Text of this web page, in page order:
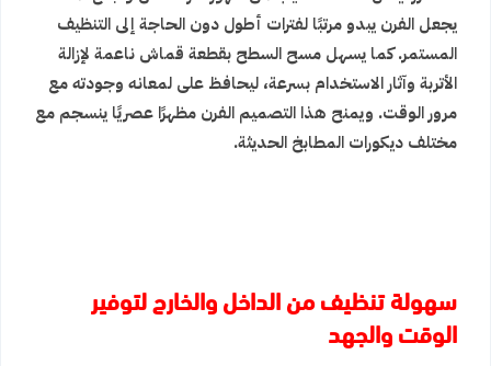
يجعل الفرن يبدو مرتبًا لفترات أطول دون الحاجة إلى التنظيف
المستمر. كما يسهل مسح السطح بقطعة قماش ناعمة لإزالة
الأتربة وآثار الاستخدام بسرعة، ليحافظ على لمعانه وجودته مع
مرور الوقت. ويمنح هذا التصميم الفرن مظهرًا عصريًا ينسجم مع
مختلف ديكورات المطابخ الحديثة.
سهولة تنظيف من الداخل والخارج لتوفير
الوقت والجهد